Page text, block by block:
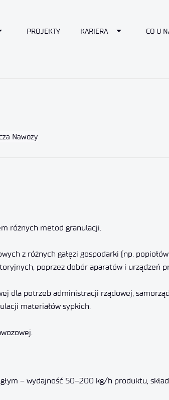
Dropdown
PROJEKTY KARIERA Toggle CO U
Nawozy
różnych metod granulacji.
z różnych gałęzi gospodarki (np.
poprzez dobór aparatów i urządzeń
dla potrzeb administracji rządowej,
materiałów sypkich.
– wydajność 50–200 kg/h produktu,